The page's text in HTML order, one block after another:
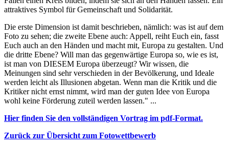
attraktives Symbol für Gemeinschaft und Solidarität.
Die erste Dimension ist damit beschrieben, nämlich: was ist auf dem
Foto zu sehen; die zweite Ebene auch: Appell, reiht Euch ein, fasst
Euch auch an den Händen und macht mit, Europa zu gestalten. Und
die dritte Ebene? Will man das gegenwärtige Europa so, wie es ist,
ist man von DIESEM Europa überzeugt? Wir wissen, die
Meinungen sind sehr verschieden in der Bevölkerung, und Ideale
werden leicht als Illusionen abgetan. Wenn man die Kritik und die
Kritiker nicht ernst nimmt, wird man der guten Idee von Europa
wohl keine Förderung zuteil werden lassen." ...
Hier finden Sie den vollständigen Vortrag im pdf-Format.
Zurück zur Übersicht zum Fotowettbewerb